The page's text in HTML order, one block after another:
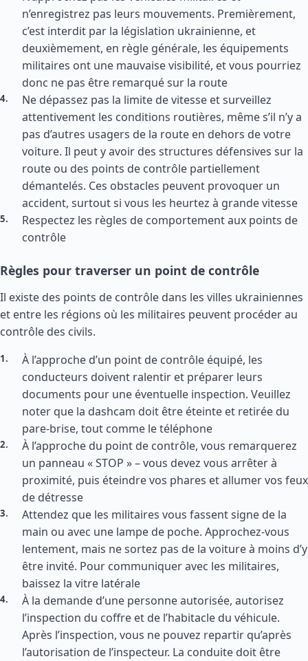
n’enregistrez pas leurs mouvements. Premièrement,
c’est interdit par la législation ukrainienne, et
deuxièmement, en règle générale, les équipements
militaires ont une mauvaise visibilité, et vous pourriez
donc ne pas être remarqué sur la route
Ne dépassez pas la limite de vitesse et surveillez
attentivement les conditions routières, même s’il n’y a
pas d’autres usagers de la route en dehors de votre
voiture. Il peut y avoir des structures défensives sur la
route ou des points de contrôle partiellement
démantelés. Ces obstacles peuvent provoquer un
accident, surtout si vous les heurtez à grande vitesse
Respectez les règles de comportement aux points de
contrôle
Règles pour traverser un point de contrôle
Il existe des points de contrôle dans les villes ukrainiennes
et entre les régions où les militaires peuvent procéder au
contrôle des civils.
À l’approche d’un point de contrôle équipé, les
conducteurs doivent ralentir et préparer leurs
documents pour une éventuelle inspection. Veuillez
noter que la dashcam doit être éteinte et retirée du
pare-brise, tout comme le téléphone
À l’approche du point de contrôle, vous remarquerez
un panneau « STOP » – vous devez vous arrêter à
proximité, puis éteindre vos phares et allumer vos feux
de détresse
Attendez que les militaires vous fassent signe de la
main ou avec une lampe de poche. Approchez-vous
lentement, mais ne sortez pas de la voiture à moins d’y
être invité. Pour communiquer avec les militaires,
baissez la vitre latérale
À la demande d’une personne autorisée, autorisez
l’inspection du coffre et de l’habitacle du véhicule.
Après l’inspection, vous ne pouvez repartir qu’après
l’autorisation de l’inspecteur. La conduite doit être